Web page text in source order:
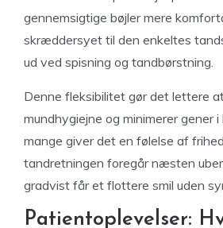
gennemsigtige bøjler mere
skræddersyet til den enkeltes
ud ved spisning og tandbørstning.
Denne fleksibilitet gør det lettere
mundhygiejne og minimerer gener
mange giver det en følelse af
tandretningen foregår næsten
gradvist får et flottere smil uden
Patientoplevelser: